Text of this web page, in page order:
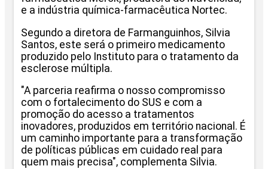
e a indústria química-farmacêutica Nortec.
Segundo a diretora de Farmanguinhos, Silvia
Santos, este será o primeiro medicamento
produzido pelo Instituto para o tratamento da
esclerose múltipla.
"A parceria reafirma o nosso compromisso
com o fortalecimento do SUS e com a
promoção do acesso a tratamentos
inovadores, produzidos em território nacional. É
um caminho importante para a transformação
de políticas públicas em cuidado real para
quem mais precisa", complementa Silvia.